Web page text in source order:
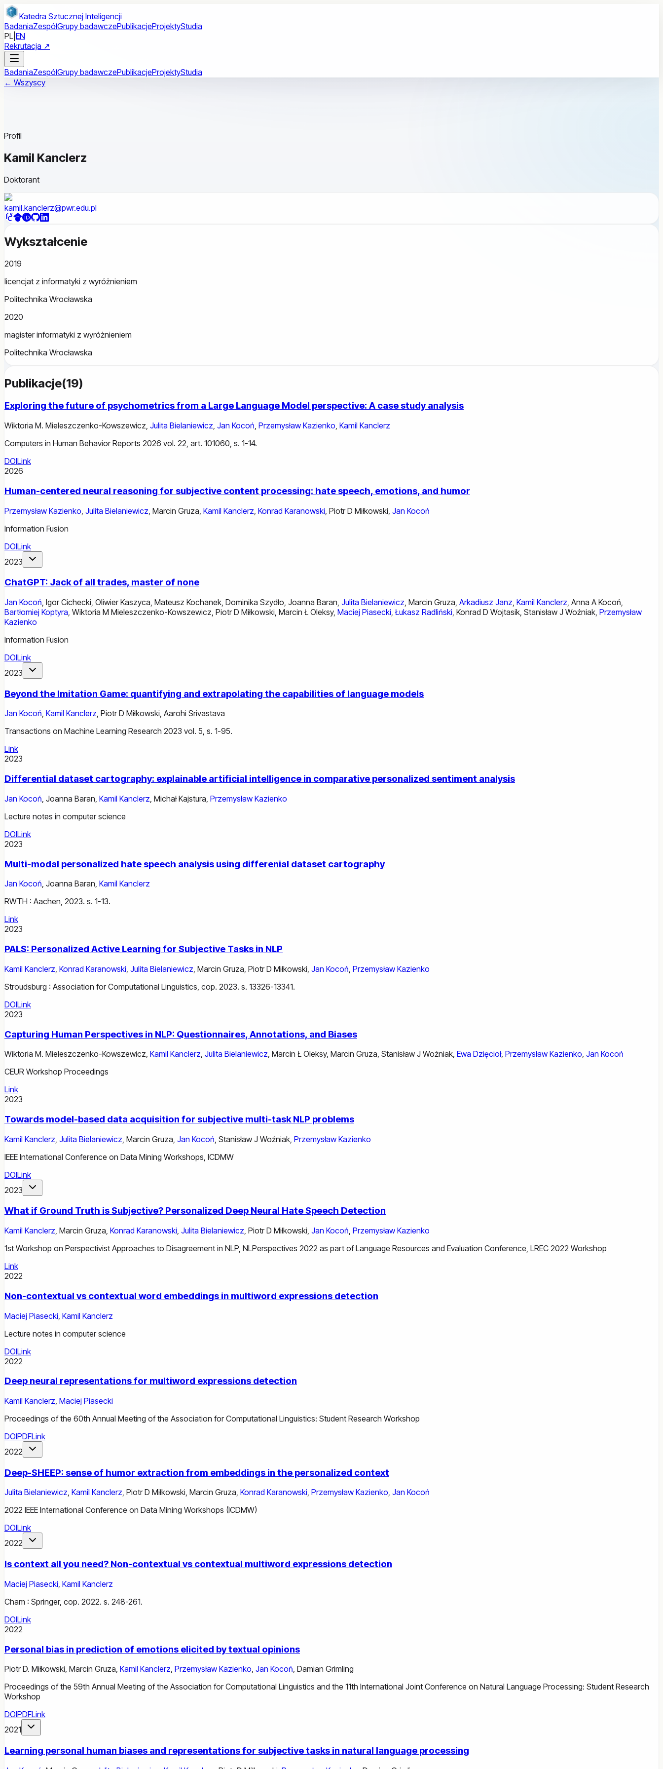
Przejdź do treści głównej
Katedra Sztucznej Inteligencji
BadaniaZespółGrupy badawczePublikacjeProjektyStudia
PL EN
Rekrutacja ↗
BadaniaZespółGrupy badawczePublikacjeProjektyStudia
← Wszyscy
Profil
Kamil Kanclerz
Doktorant
kamil.kanclerz@pwr.edu.pl
Wykształcenie
2019
licencjat z informatyki z wyróżnieniem
Politechnika Wrocławska
2020
magister informatyki z wyróżnieniem
Politechnika Wrocławska
Publikacje(19)
Exploring the future of psychometrics from a Large Language Model perspective: A case study analysis
Wiktoria M. Mieleszczenko-Kowszewicz, Julita Bielaniewicz, Jan Kocoń, Przemysław Kazienko, Kamil Kanclerz
Computers in Human Behavior Reports 2026 vol. 22, art. 101060, s. 1-14.
DOILink
2026
Human-centered neural reasoning for subjective content processing: hate speech, emotions, and humor
Przemysław Kazienko Julita Bielaniewicz Marcin Gruza Kamil Kanclerz Konrad Karanowski Piotr D Miłkowski Jan Kocoń
Information Fusion
DOILink
2023
ChatGPT: Jack of all trades, master of none
Jan Kocoń, Igor Cichecki, Oliwier Kaszyca, Mateusz Kochanek, Dominika Szydło, Joanna Baran, Julita Bielaniewicz, Marcin Gruza, Arkadiusz Janz, Kamil Kanclerz, Anna A Kocoń,
Bartłomiej Koptyra, Wiktoria M Mieleszczenko-Kowszewicz, Piotr D Miłkowski, Marcin Ł Oleksy, Maciej Piasecki, Łukasz Radliński, Konrad D Wojtasik, Stanisław J Woźniak, Przemysław
Kazienko
Information Fusion
DOILink
2023
Beyond the Imitation Game: quantifying and extrapolating the capabilities of language models
Jan Kocoń, Kamil Kanclerz, Piotr D Miłkowski, Aarohi Srivastava
Transactions on Machine Learning Research 2023 vol. 5, s. 1-95.
Link
2023
Differential dataset cartography: explainable artificial intelligence in comparative personalized sentiment analysis
Jan Kocoń Joanna Baran Kamil Kanclerz Michał Kajstura Przemysław Kazienko
Lecture notes in computer science
DOILink
2023
Multi-modal personalized hate speech analysis using differenial dataset cartography
Jan Kocoń, Joanna Baran, Kamil Kanclerz
RWTH : Aachen, 2023. s. 1-13.
Link
2023
PALS: Personalized Active Learning for Subjective Tasks in NLP
Kamil Kanclerz Konrad Karanowski Julita Bielaniewicz Marcin Gruza Piotr D Miłkowski Jan Kocoń Przemysław Kazienko
Stroudsburg : Association for Computational Linguistics, cop. 2023. s. 13326-13341.
DOILink
2023
Capturing Human Perspectives in NLP: Questionnaires, Annotations, and Biases
Wiktoria M. Mieleszczenko-Kowszewicz, Kamil Kanclerz, Julita Bielaniewicz, Marcin Ł Oleksy, Marcin Gruza, Stanisław J Woźniak, Ewa Dzięcioł, Przemysław Kazienko, Jan Kocoń
CEUR Workshop Proceedings
Link
2023
Towards model-based data acquisition for subjective multi-task NLP problems
Kamil Kanclerz Julita Bielaniewicz Marcin Gruza Jan Kocoń Stanisław J Woźniak Przemysław Kazienko
IEEE International Conference on Data Mining Workshops, ICDMW
DOILink
2023
What if Ground Truth is Subjective? Personalized Deep Neural Hate Speech Detection
Kamil Kanclerz, Marcin Gruza, Konrad Karanowski, Julita Bielaniewicz, Piotr D Miłkowski, Jan Kocoń, Przemysław Kazienko
1st Workshop on Perspectivist Approaches to Disagreement in NLP, NLPerspectives 2022 as part of Language Resources and Evaluation Conference, LREC 2022 Workshop
Link
2022
Non-contextual vs contextual word embeddings in multiword expressions detection
Maciej Piasecki Kamil Kanclerz
Lecture notes in computer science
DOILink
2022
Deep neural representations for multiword expressions detection
Kamil Kanclerz Maciej Piasecki
Proceedings of the 60th Annual Meeting of the Association for Computational Linguistics: Student Research Workshop
DOIPDFLink
2022
Deep-SHEEP: sense of humor extraction from embeddings in the personalized context
Julita Bielaniewicz, Kamil Kanclerz, Piotr D Miłkowski, Marcin Gruza, Konrad Karanowski, Przemysław Kazienko, Jan Kocoń
2022 IEEE International Conference on Data Mining Workshops (ICDMW)
DOILink
2022
Is context all you need? Non-contextual vs contextual multiword expressions detection
Maciej Piasecki Kamil Kanclerz
Cham : Springer, cop. 2022. s. 248-261.
DOILink
2022
Personal bias in prediction of emotions elicited by textual opinions
Piotr D. Miłkowski, Marcin Gruza, Kamil Kanclerz, Przemysław Kazienko, Jan Kocoń, Damian Grimling
Proceedings of the 59th Annual Meeting of the Association for Computational Linguistics and the 11th International Joint Conference on Natural Language Processing: Student Research
Workshop
DOIPDFLink
2021
Learning personal human biases and representations for subjective tasks in natural language processing